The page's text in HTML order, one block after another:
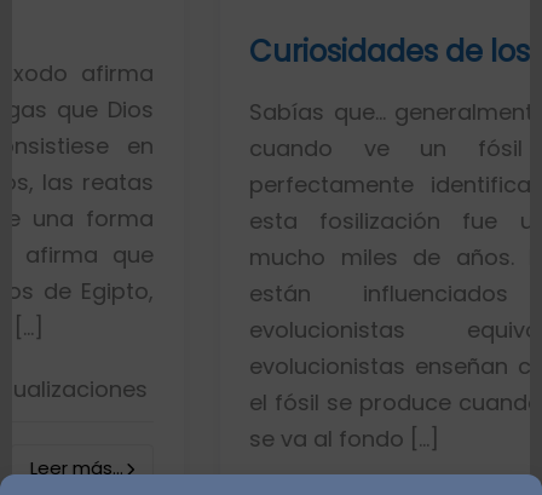
Curiosidades de los fósiles
Sabías que… generalmente toda la
cuando ve un fósil de un
perfectamente identificado piensa
esta fosilización fue un proceso
mucho miles de años. Esto es
están influenciados por
evolucionistas equivocadas.
evolucionistas enseñan con gráficos
el fósil se produce cuando el pez
se va al fondo […]